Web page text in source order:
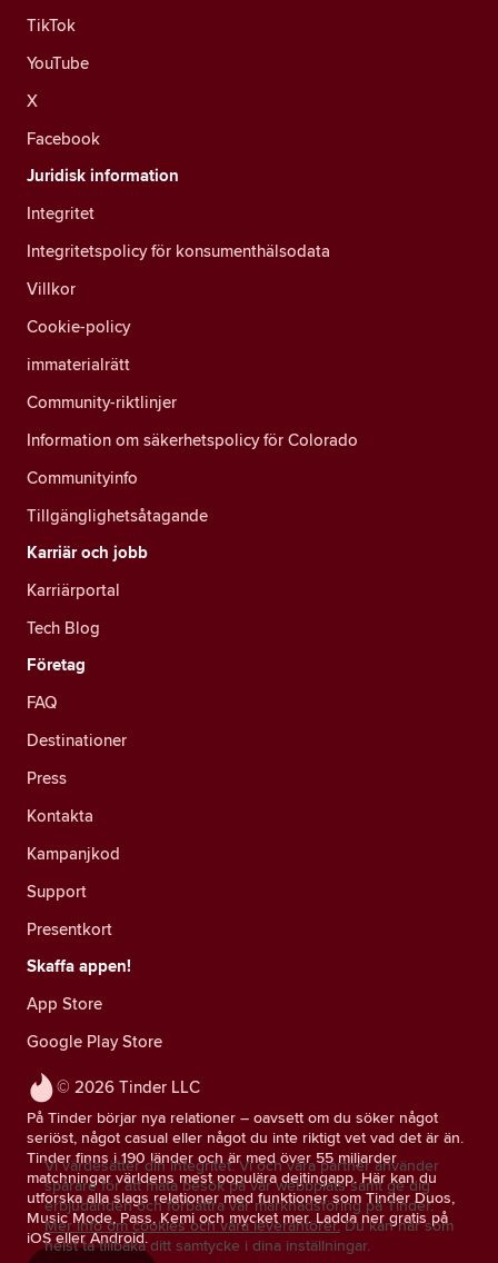
© 2026 Tinder LLC
På Tinder börjar nya relationer – oavsett om du söker något
seriöst, något casual eller något du inte riktigt vet vad det är än.
Tinder finns i 190 länder och är med över 55 miljarder
matchningar världens mest populära dejtingapp. Här kan du
utforska alla slags relationer med funktioner som Tinder Duos,
Music Mode, Pass, Kemi och mycket mer. Ladda ner gratis på
iOS eller Android.
TikTok
YouTube
X
Facebook
Juridisk information
Integritet
Integritetspolicy för konsumenthälsodata
Villkor
Cookie-policy
immaterialrätt
Community-riktlinjer
Information om säkerhetspolicy för Colorado
Communityinfo
Tillgänglighetsåtagande
Karriär och jobb
Karriärportal
Tech Blog
Företag
FAQ
Destinationer
Press
Kontakta
Kampanjkod
Support
Presentkort
Skaffa appen!
App Store
Google Play Store
Vi värdesätter din integritet. Vi och våra partner använder
spårare för att mäta besök på vår webbplats samt ge dig
erbjudanden och förbättra vår marknadsföring på Tinder.
Mer info om cookies och våra leverantörer. Du kan när som
helst ta tillbaka ditt samtycke i dina inställningar.